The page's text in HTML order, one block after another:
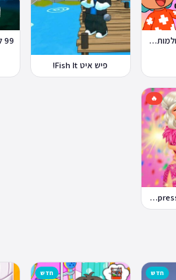
טוקה בוקה כל העולמות בחינם
פיש איט Fish It!
🔥
דרס טו אימפרס Dress To Impress
חדש חדש